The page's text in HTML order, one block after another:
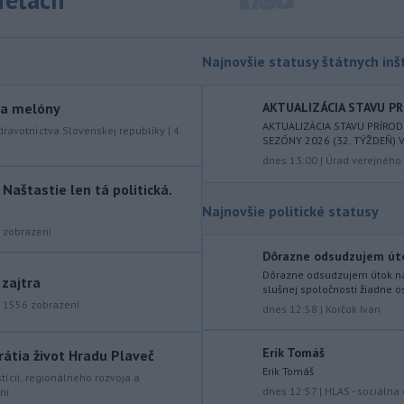
- Od piatku do nedele (9. 8.)
hudobného festivalu
Lovestream na starom letisku v
bratislavských Vajnoroch upravená
organizácia MHD v oblasti Vajnôr.
10:44
Haraslín môže v najbližšom období
stredopoliara Sparty Praha sa podľa
portálu isport.cz zaujíma
saudskoarabský Al-Fateh.
Slovenského komorného
divadla (SKD) v Martine Helena
melóny
Slovenskej republiky | 4
Naštastie len tá politická.
zobrazení
zajtra
1556 zobrazení
život Hradu Plaveč
regionálneho rozvoja a
Najnovšie statusy štátnych
AKTUALIZÁCIA STAVU
AKTUALIZÁCIA STAVU
SEZÓNY 2026 (32.
dnes 13:00 | Úrad
Najnovšie politické statusy
Dôrazne odsudzujem
Dôrazne odsudzujem útok
slušnej spoločnosti žiadne
dnes 12:58 | Korčok Ivan
Erik Tomáš
Erik Tomáš
dnes 12:57 | HLAS -